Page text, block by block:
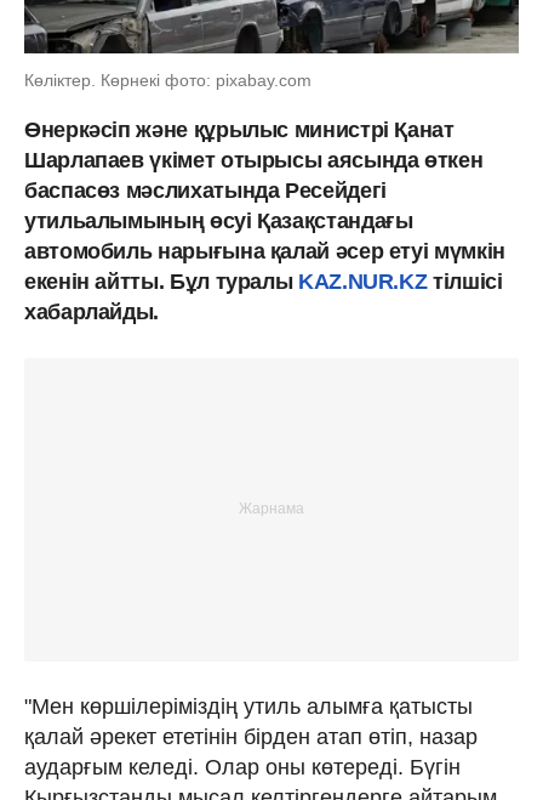
Көліктер. Көрнекі фото: pixabay.com
Өнеркәсіп және құрылыс министрі Қанат
Шарлапаев үкімет отырысы аясында өткен
баспасөз мәслихатында Ресейдегі
утильалымының өсуі Қазақстандағы
автомобиль нарығына қалай әсер етуі мүмкін
екенін айтты. Бұл туралы KAZ.NUR.KZтілшісі
хабарлайды.
"Мен көршілеріміздің утиль алымға қатысты
қалай әрекет ететінін бірден атап өтіп, назар
аударғым келеді. Олар оны көтереді. Бүгін